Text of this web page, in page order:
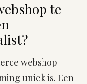
te
webshop
uniek is. Een